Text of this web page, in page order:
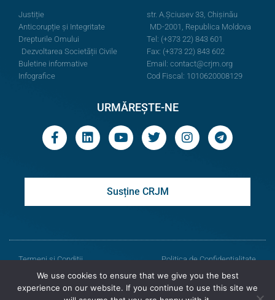
Justiție
Anticorupție și Integritate
Drepturile Omului
Dezvoltarea Societății Civile
Buletine informative
Infografice
str. A.Şciusev 33, Chișinău
MD-2001, Republica Moldova
Tel: (+373 22) 843 601
Fax: (+373 22) 843 602
Email: contact@crjm.org
Cod Fiscal: 1010620008129
URMĂREȘTE-NE
Susține CRJM
Termeni și Condiții
Politica de Confidențialitate
© Toate drepturile rezervate
We use cookies to ensure that we give you the best
experience on our website. If you continue to use this site we